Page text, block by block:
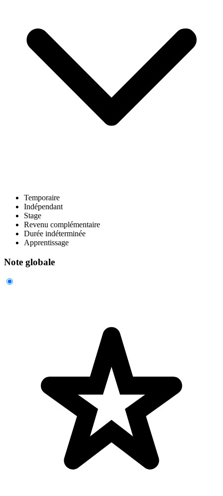
Temporaire
Indépendant
Stage
Revenu complémentaire
Durée indéterminée
Apprentissage
Note globale